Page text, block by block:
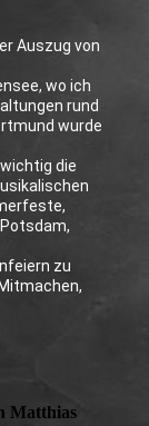
Auszug von
wo ich
rund
wurde
die
zu
Matthias